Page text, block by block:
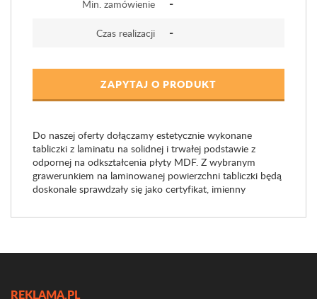
Min. zamówienie -
Czas realizacji -
ZAPYTAJ O PRODUKT
Do naszej oferty dołączamy estetycznie wykonane
tabliczki z laminatu na solidnej i trwałej podstawie z
odpornej na odkształcenia płyty MDF. Z wybranym
grawerunkiem na laminowanej powierzchni tabliczki będą
doskonale sprawdzały się jako certyfikat, imienny
REKLAMA.PL